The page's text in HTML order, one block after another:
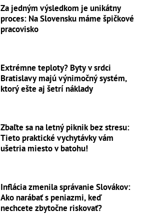
Za jedným výsledkom je unikátny
proces: Na Slovensku máme špičkové
pracovisko
Extrémne teploty? Byty v srdci
Bratislavy majú výnimočný systém,
ktorý ešte aj šetrí náklady
Zbaľte sa na letný piknik bez stresu:
Tieto praktické vychytávky vám
ušetria miesto v batohu!
Inflácia zmenila správanie Slovákov:
Ako narábať s peniazmi, keď
nechcete zbytočne riskovať?